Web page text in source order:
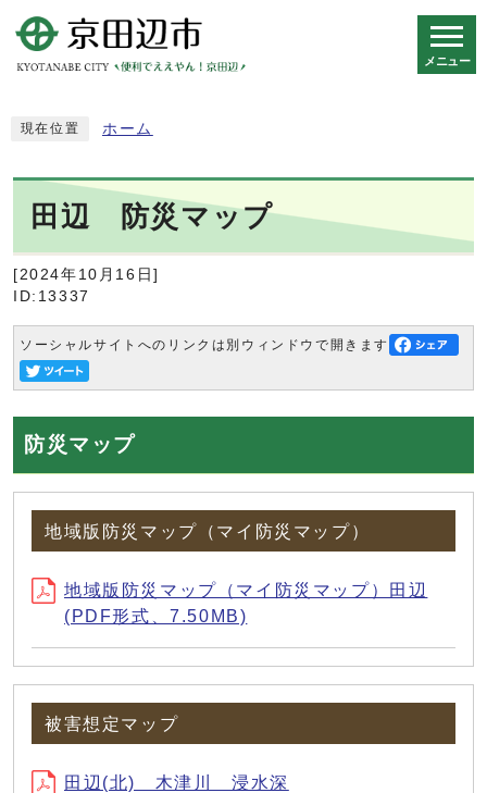
メニュー
現在位置 ホーム
田辺 防災マップ
[2024年10月16日]
ID:13337
ソーシャルサイトへのリンクは別ウィンドウで開きます
防災マップ
地域版防災マップ（マイ防災マップ）
地域版防災マップ（マイ防災マップ）田辺
(PDF形式、7.50MB)
被害想定マップ
田辺(北) 木津川 浸水深